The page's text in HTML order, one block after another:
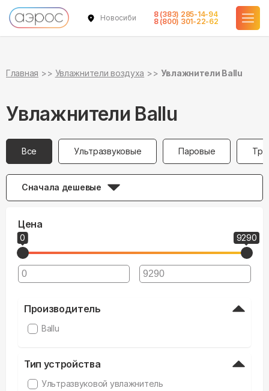
Новосибирск
8 (383) 285-14-94
8 (800) 301-22-62
Главная Увлажнители воздуха Увлажнители Ballu
Увлажнители Ballu
Все Ультразвуковые Паровые
Сначала дешевые
Цена
0 9290
Производитель
Ballu
Тип устройства
Ультразвуковой увлажнитель